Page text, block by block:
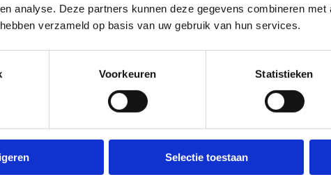
analyse. Deze partners kunnen deze gegevens combineren
verzameld op basis van uw gebruik van hun services.
Voorkeuren Statistieken
Selectie toestaan
mountainbiker Nico Vink.
Klaverberg
, een van de meest technische
uitdagende trails met uitzichten over
mijnterrils van Waterschei en is volledig